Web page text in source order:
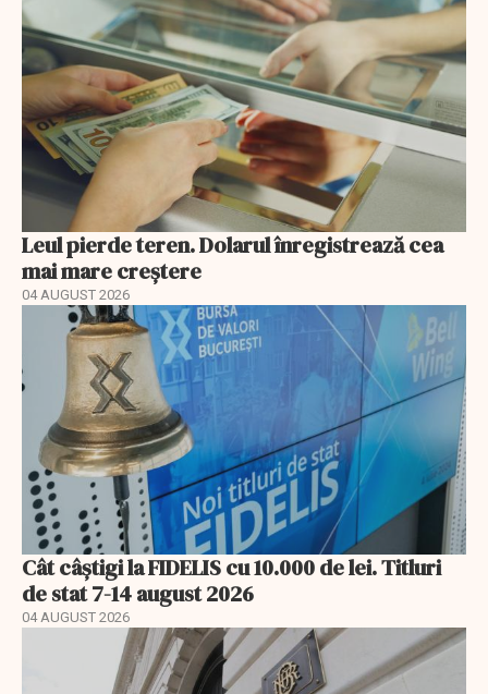
Leul pierde teren. Dolarul înregistrează cea
mai mare creștere
04 AUGUST 2026
Cât câștigi la FIDELIS cu 10.000 de lei. Titluri
de stat 7-14 august 2026
04 AUGUST 2026